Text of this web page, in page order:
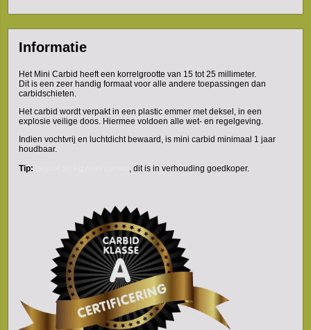
Informatie
Het Mini Carbid heeft een korrelgrootte van 15 tot 25 millimeter.
Dit is een zeer handig formaat voor alle andere toepassingen dan
carbidschieten.
Het carbid wordt verpakt in een plastic emmer met deksel, in een
explosie veilige doos. Hiermee voldoen alle wet- en regelgeving.
Indien vochtvrij en luchtdicht bewaard, is mini carbid minimaal 1 jaar
houdbaar.
Tip:
, dit is in verhouding goedkoper.